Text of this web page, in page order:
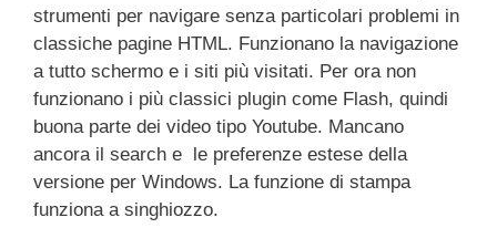
strumenti per navigare senza particolari problemi in
classiche pagine HTML. Funzionano la navigazione
a tutto schermo e i siti più visitati. Per ora non
funzionano i più classici plugin come Flash, quindi
buona parte dei video tipo Youtube. Mancano
ancora il search e le preferenze estese della
versione per Windows. La funzione di stampa
funziona a singhiozzo.